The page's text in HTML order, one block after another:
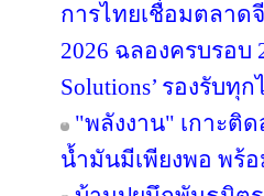
การไทยเชื่อมตลาดจี
2026 ฉลองครบรอบ
Solutions’ รองรับทุ
"พลังงาน" เกาะติ
น้ำมันมีเพียงพอ พร้